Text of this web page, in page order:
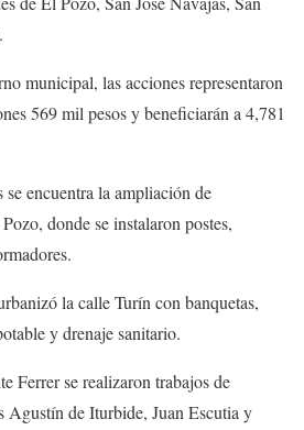
municipal, las acciones representaron
569 mil pesos y beneficiarán a 4,781
se encuentra la ampliación de
donde se instalaron postes,
la calle Turín con banquetas,
y drenaje sanitario.
Ferrer se realizaron trabajos de
Agustín de Iturbide, Juan Escutia y